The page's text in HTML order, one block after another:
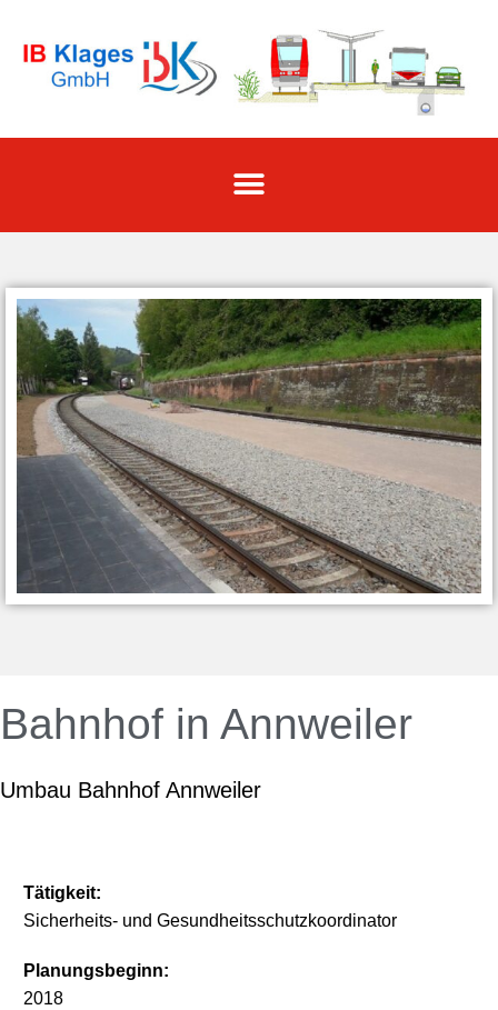
Bahnhof in Annweiler
Umbau Bahnhof Annweiler
Tätigkeit:
Sicherheits- und Gesundheitsschutzkoordinator
Planungsbeginn:
2018